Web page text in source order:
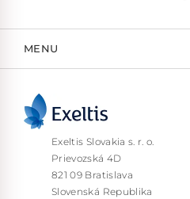
MENU
Exeltis Slovakia s. r. o.
Prievozská 4D
821 09 Bratislava
Slovenská Republika